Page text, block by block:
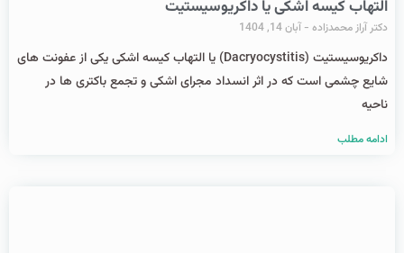
التهاب کیسه اشکی یا داکریوسیستیت
دکتر آراز محمدزاده آبان 14, 1404
داکریوسیستیت (Dacryocystitis) یا التهاب کیسه اشکی یکی از عفونت‌ های
شایع چشمی است که در اثر انسداد مجرای اشکی و تجمع باکتری ‌ها در
ناحیه
ادامه مطلب